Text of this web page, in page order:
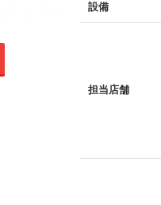
設備
担当店舗